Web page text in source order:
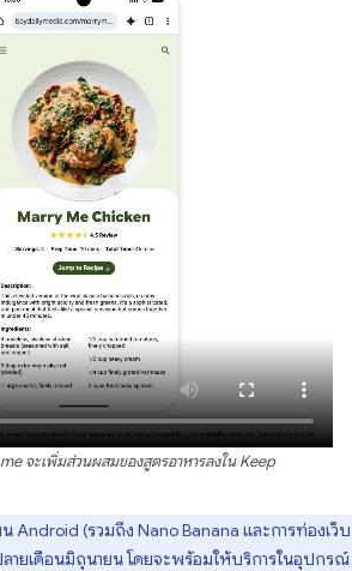
จะเพิ่มส่วนผสมของสูตรอาหารลงใน Keep
Android (รวมถึง Nano Banana และการท่องเว็บ
ายเดือนมิถุนายน โดยจะพร้อมให้บริการในอุปกรณ์